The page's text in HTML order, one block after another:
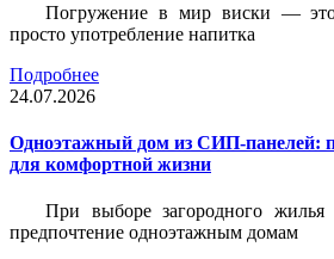
Погружение в мир виски —
просто употребление напитка
Подробнее
24.07.2026
Одноэтажный дом из СИП-панелей:
для комфортной жизни
При выборе загородного
предпочтение одноэтажным домам